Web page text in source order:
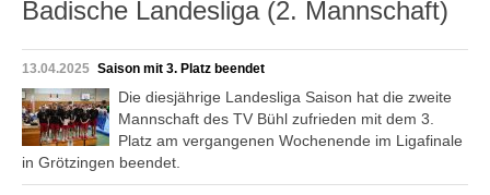
Badische Landesliga (2. Mannschaft)
13.04.2025 Saison mit 3. Platz beendet
Die diesjährige Landesliga Saison hat die zweite
Mannschaft des TV Bühl zufrieden mit dem 3.
Platz am vergangenen Wochenende im Ligafinale
in Grötzingen beendet.